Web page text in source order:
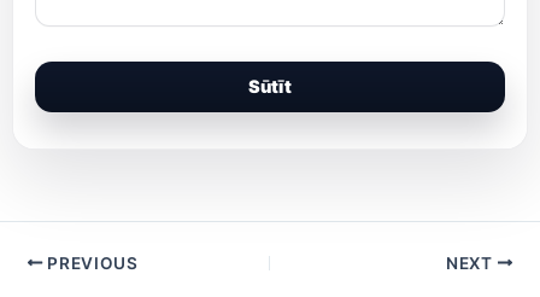
Sūtīt
PREVIOUS NEXT